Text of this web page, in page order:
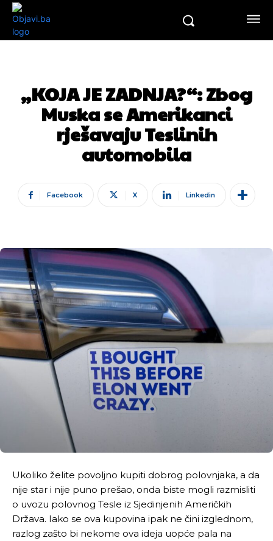
„KOJA JE ZADNJA?“: Zbog
Muska se Amerikanci
rješavaju Teslinih
automobila
Facebook X Linkedin
Ukoliko želite povoljno kupiti dobrog polovnjaka, a da
nije star i nije puno prešao, onda biste mogli razmisliti
o uvozu polovnog Tesle iz Sjedinjenih Američkih
Država. Iako se ova kupovina ipak ne čini izglednom,
razlog zašto bi nekome ova ideja uopće pala na